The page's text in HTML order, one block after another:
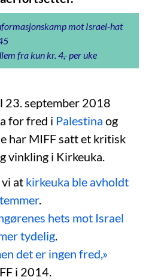
mot Israel-hat
fra kun kr. 4,- per uke
23. september 2018
for fred i Palestina og
har MIFF satt et kritisk
vinkling i Kirkeuka.
at kirkeuka ble avholdt
.
hets mot Israel
tydelig.
det er ingen fred,»
i 2014.